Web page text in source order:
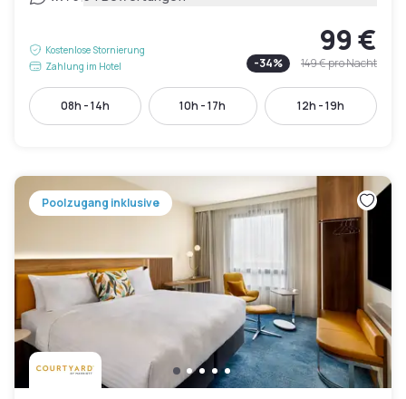
Kostenlose Stornierung
Zahlung im Hotel
99 €
-34% 149 €pro Nacht
08h - 14h 10h - 17h 12h - 19h
Poolzugang inklusive